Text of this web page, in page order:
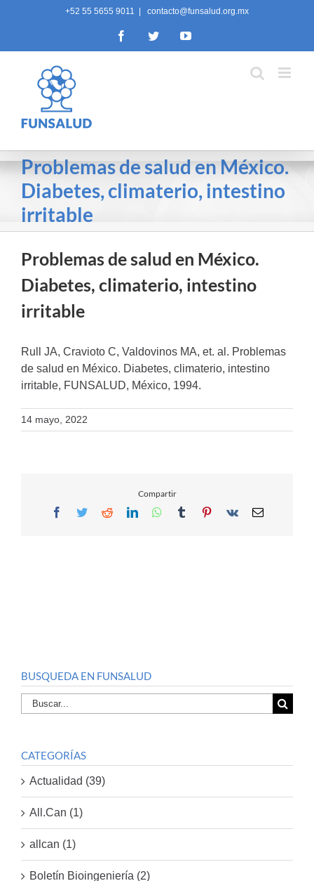
+52 55 5655 9011 contacto@funsalud.org.mx
FacebookTwitterYouTube
Problemas de salud en México.
Diabetes, climaterio, intestino
irritable
Problemas de salud en México.
Diabetes, climaterio, intestino
irritable
Rull JA, Cravioto C, Valdovinos MA, et. al. Problemas
de salud en México. Diabetes, climaterio, intestino
irritable, FUNSALUD, México, 1994.
14 mayo, 2022
Compartir
Facebook
TwitterRedditLinkedInWhatsApp
TumblrPinterest
Vk Email
BUSQUEDA EN FUNSALUD
Buscar
por:
CATEGORÍAS
Actualidad (39)
All.Can (1)
allcan (1)
Boletín Bioingeniería (2)